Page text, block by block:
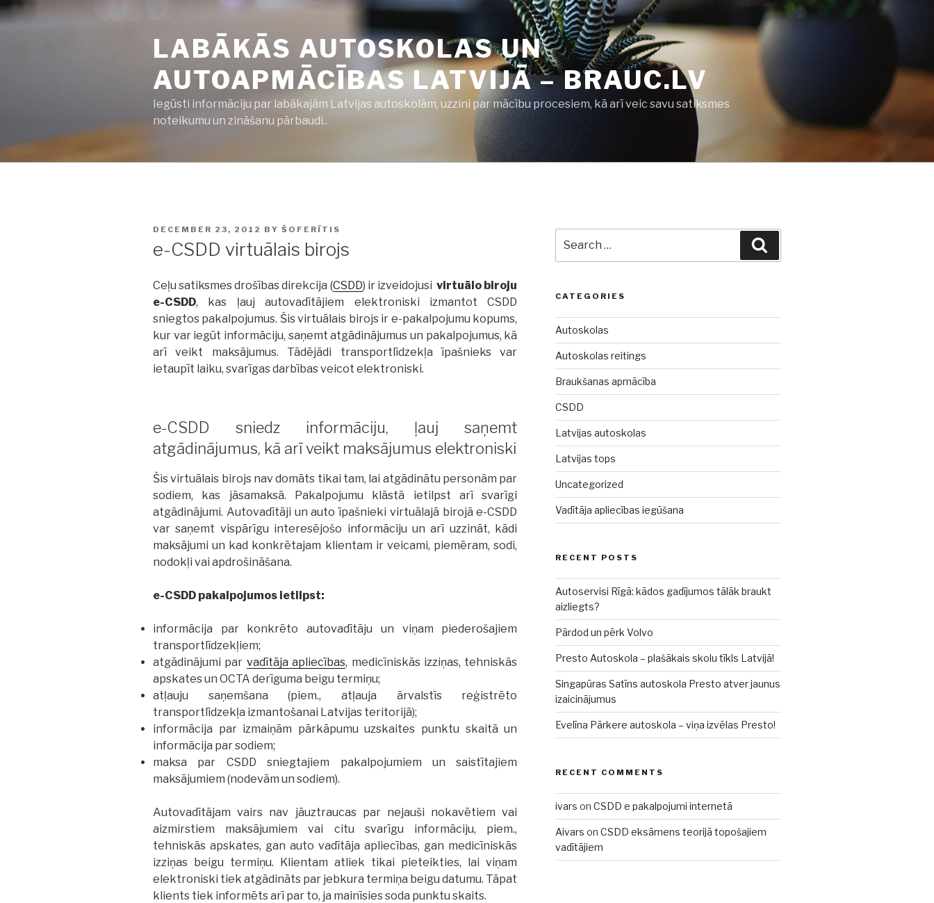
Skip
to
LABĀKĀS AUTOSKOLAS UN
AUTOAPMĀCĪBAS LATVIJĀ – BRAUC.LV
Iegūsti informāciju par labākajām Latvijas autoskolām, uzzini par mācību procesiem, kā arī veic savu satiksmes
noteikumu un zināšanu pārbaudi..
POSTED
DECEMBER 23, 2012 BY ŠOFERĪTIS
e-CSDD virtuālais birojs
Ceļu satiksmes drošības direkcija (CSDD) ir izveidojusivirtuālo biroju
e-CSDD, kas ļauj autovadītājiem elektroniski izmantot CSDD
sniegtos pakalpojumus. Šis virtuālais birojs ir e-pakalpojumu kopums,
kur var iegūt informāciju, saņemt atgādinājumus un pakalpojumus, kā
arī veikt maksājumus. Tādējādi transportlīdzekļa īpašnieks var
ietaupīt laiku, svarīgas darbības veicot elektroniski.
e-CSDD sniedz informāciju, ļauj saņemt
atgādinājumus, kā arī veikt maksājumus elektroniski
Šis virtuālais birojs nav domāts tikai tam, lai atgādinātu personām par
sodiem, kas jāsamaksā. Pakalpojumu klāstā ietilpst arī svarīgi
atgādinājumi. Autovadītāji un auto īpašnieki virtuālajā birojā e-CSDD
var saņemt vispārīgu interesējošo informāciju un arī uzzināt, kādi
maksājumi un kad konkrētajam klientam ir veicami, piemēram, sodi,
nodokļi vai apdrošināšana.
e-CSDD pakalpojumos ietilpst:
informācija par konkrēto autovadītāju un viņam piederošajiem
transportlīdzekļiem;
atgādinājumi par vadītāja apliecības, medicīniskās izziņas, tehniskās
apskates un OCTA derīguma beigu termiņu;
atļauju saņemšana (piem., atļauja ārvalstīs reģistrēto
transportlīdzekļa izmantošanai Latvijas teritorijā);
informācija par izmaiņām pārkāpumu uzskaites punktu skaitā un
informācija par sodiem;
maksa par CSDD sniegtajiem pakalpojumiem un saistītajiem
maksājumiem (nodevām un sodiem).
Autovadītājam vairs nav jāuztraucas par nejauši nokavētiem vai
aizmirstiem maksājumiem vai citu svarīgu informāciju, piem.,
tehniskās apskates, gan auto vadītāja apliecības, gan medicīniskās
izziņas beigu termiņu. Klientam atliek tikai pieteikties, lai viņam
elektroniski tiek atgādināts par jebkura termiņa beigu datumu. Tāpat
klients tiek informēts arī par to, ja mainīsies soda punktu skaits.
for:
CATEGORIES
Autoskolas
Autoskolas reitings
Braukšanas apmācība
CSDD
Latvijas autoskolas
Latvijas tops
Uncategorized
Vadītāja apliecības iegūšana
RECENT POSTS
Autoservisi Rīgā: kādos gadījumos tālāk braukt
aizliegts?
Pārdod un pērk Volvo
Presto Autoskola – plašākais skolu tīkls Latvijā!
Singapūras Satīns autoskola Presto atver jaunus
izaicinājumus
Evelīna Pārkere autoskola – viņa izvēlas Presto!
RECENT COMMENTS
ivars on CSDD e pakalpojumi internetā
Aivars on CSDD eksāmens teorijā topošajiem
vadītājiem